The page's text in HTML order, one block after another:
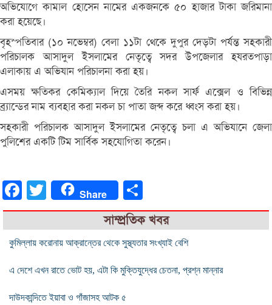
অভিযোগে কামাল হোসেন নামের একজনকে ৫০ হাজার টাকা জরিমানা
করা হয়েছে।
বৃহস্পতিবার (১০ নভেম্বর) বেলা ১১টা থে‌কে দুপুর দেড়টা পর্যন্ত সহকারী
প‌রিচালক আসাদুল ইসলা‌মের নেতৃ‌ত্বে সদর উপজেলার হযরতপাড়া
এলাকায় এ অভিযান পরিচালনা করা হয়।
এসময় ক্ষতিকর কেমিক্যাল দিয়ে তৈরি নকল সার্ফ এক্সেল ও বিভিন্ন
ব্র্যান্ডের নাম ব্যবহার করা নকল চা পাতা জব্দ ক‌রে ধ্বংস করা হয়। ‌
সহকারী প‌রিচালক আসাদুল ইসলা‌মের নেতৃ‌ত্বে চলা এ অ‌ভিযা‌নে জেলা
পু‌লি‌শের এক‌টি টিম সা‌র্বিক সহ‌যো‌গিতা ক‌রেন।
FacebookTwitter Share
সাম্প্রতিক খবর
কুমিল্লায় করোনায় আক্রান্তের থেকে সুস্থ্যতার সংখ্যাই বেশি
এ দেশে এখন রাতে ভোট হয়, এটা কি মুক্তিযুদ্ধের চেতনা, প্রশ্ন মান্নার
দাউদকান্দিতে ইয়াবা ও গাঁজাসহ আটক ৫